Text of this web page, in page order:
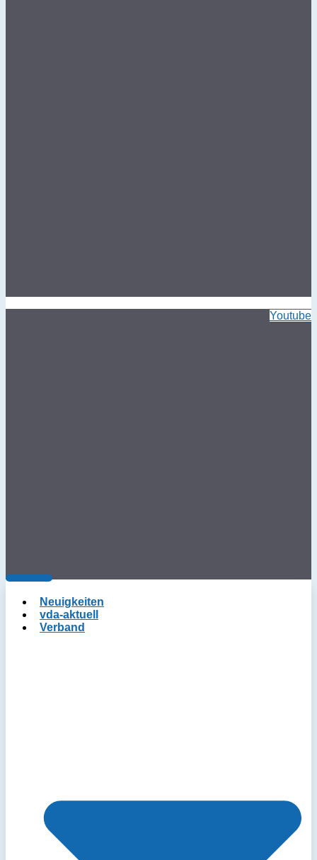
Youtube
Neuigkeiten
vda-aktuell
Verband